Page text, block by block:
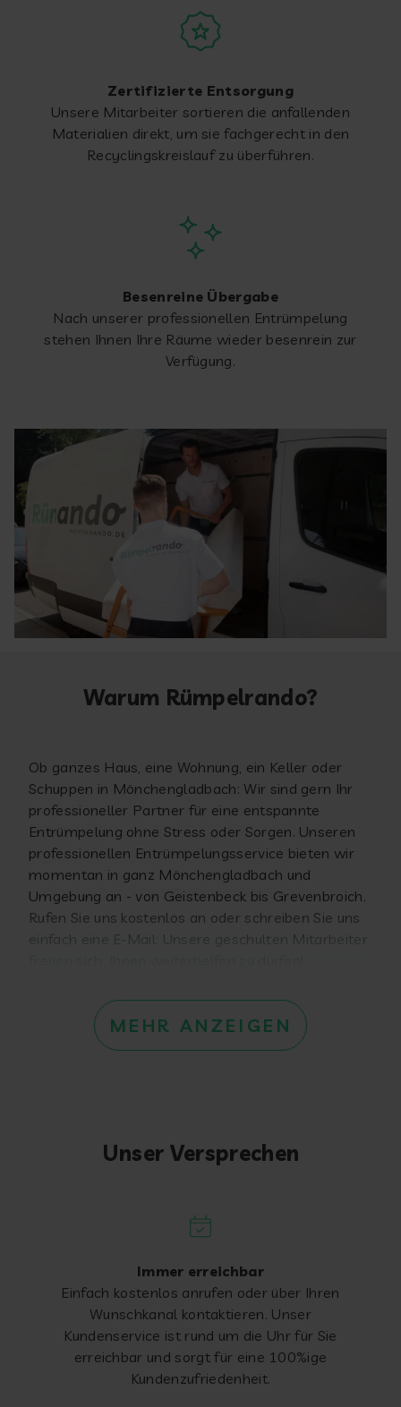
Zertifizierte Entsorgung
Unsere Mitarbeiter sortieren die anfallenden
Materialien direkt, um sie fachgerecht in den
Recyclingskreislauf zu überführen.
Besenreine Übergabe
Nach unserer professionellen Entrümpelung
stehen Ihnen Ihre Räume wieder besenrein zur
Verfügung.
Warum Rümpelrando?
Ob ganzes Haus, eine Wohnung, ein Keller oder
Schuppen in Mönchengladbach: Wir sind gern Ihr
professioneller Partner für eine entspannte
Entrümpelung ohne Stress oder Sorgen. Unseren
professionellen Entrümpelungsservice bieten wir
momentan in ganz Mönchengladbach und
Umgebung an - von Geistenbeck bis Grevenbroich.
Rufen Sie uns kostenlos an oder schreiben Sie uns
einfach eine E-Mail: Unsere geschulten Mitarbeiter
MEHR ANZEIGEN
Unser Versprechen
Immer erreichbar
Einfach kostenlos anrufen oder über Ihren
Wunschkanal kontaktieren. Unser
Kundenservice ist rund um die Uhr für Sie
erreichbar und sorgt für eine 100%ige
Kundenzufriedenheit.